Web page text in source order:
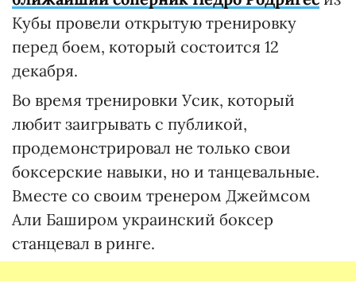
Кубы провели открытую тренировку
перед боем, который состоится 12
декабря.
Во время тренировки Усик, который
любит заигрывать с публикой,
продемонстрировал не только свои
боксерские навыки, но и танцевальные.
Вместе со своим тренером Джеймсом
Али Баширом украинский боксер
станцевал в ринге.